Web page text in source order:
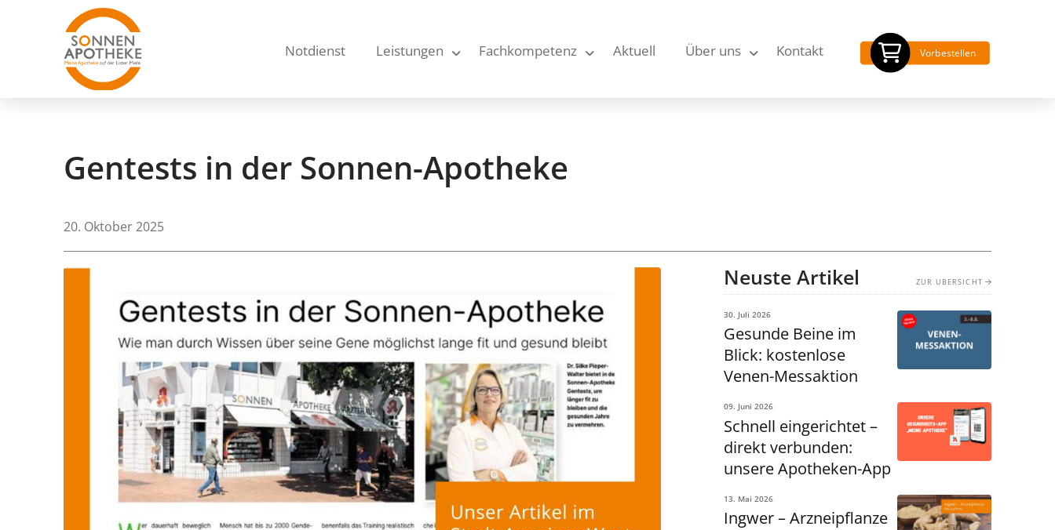
Notdienst Leistungen Fachkompetenz Aktuell Über uns Kontakt Vorbestellen
Gentests in der Sonnen-Apotheke
20. Oktober 2025
Neuste Artikel ZUR ÜBERSICHT
30. Juli 2026
Gesunde Beine im
Blick: kostenlose
Venen-Messaktion
09. Juni 2026
Schnell eingerichtet –
direkt verbunden:
unsere Apotheken-App
13. Mai 2026
Ingwer – Arzneipflanze